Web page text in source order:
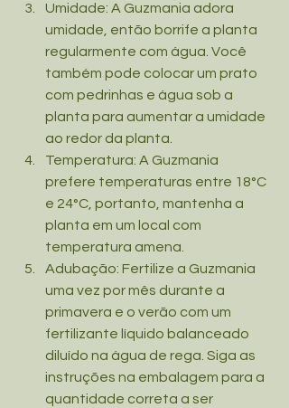
Umidade: A Guzmania adora
umidade, então borrife a planta
regularmente com água. Você
também pode colocar um prato
com pedrinhas e água sob a
planta para aumentar a umidade
ao redor da planta.
Temperatura: A Guzmania
prefere temperaturas entre 18°C
e 24°C, portanto, mantenha a
planta em um local com
temperatura amena.
Adubação: Fertilize a Guzmania
uma vez por mês durante a
primavera e o verão com um
fertilizante líquido balanceado
diluído na água de rega. Siga as
instruções na embalagem para a
quantidade correta a ser